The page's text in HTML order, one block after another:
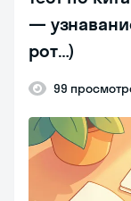
—
рот…)
99